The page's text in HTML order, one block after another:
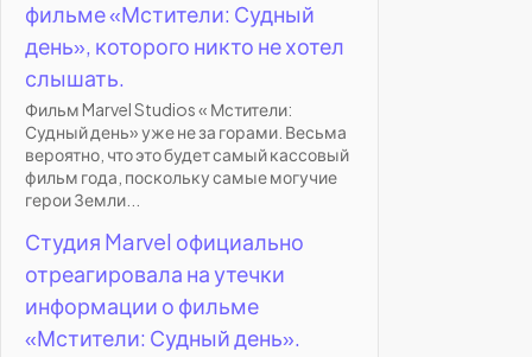
фильме «Мстители: Судный
день», которого никто не хотел
слышать.
Фильм Marvel Studios « Мстители:
Судный день» уже не за горами. Весьма
вероятно, что это будет самый кассовый
фильм года, поскольку самые могучие
герои Земли...
Студия Marvel официально
отреагировала на утечки
информации о фильме
«Мстители: Судный день».